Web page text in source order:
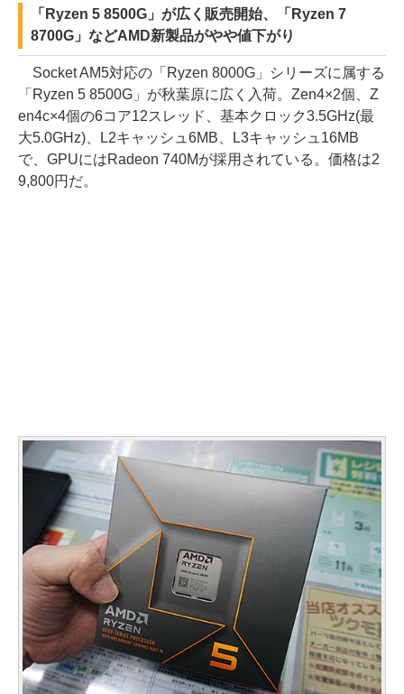
「Ryzen 5 8500G」が広く販売開始、「Ryzen 7
8700G」などAMD新製品がやや値下がり
Socket AM5対応の「Ryzen 8000G」シリーズに属する
「Ryzen 5 8500G」が秋葉原に広く入荷。Zen4×2個、Z
en4c×4個の6コア12スレッド、基本クロック3.5GHz(最
大5.0GHz)、L2キャッシュ6MB、L3キャッシュ16MB
で、GPUにはRadeon 740Mが採用されている。価格は2
9,800円だ。